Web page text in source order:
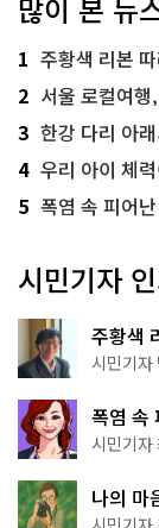
많이 본 뉴
1 주황색 리본 따라
2 서울 로컬여
3 한강 다리 아
4 우리 아이 체
5 폭염 속 피어
시민기자
주황색
서울둘
시민기자
폭염 속
무 명소
시민기자
나의 마
상작 공